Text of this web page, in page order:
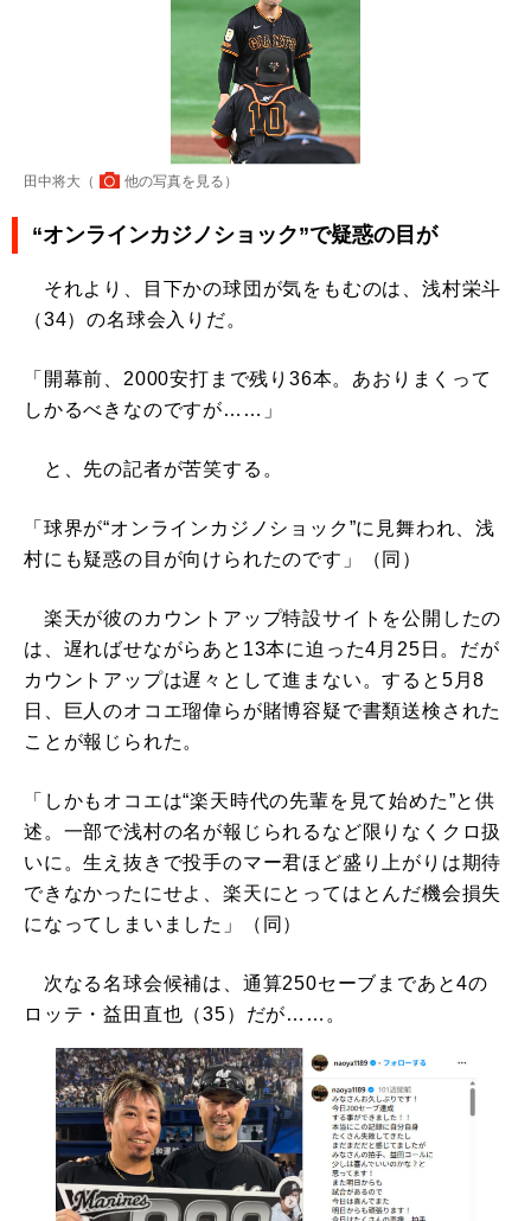
田中将大（ 他の写真を見る ）
“オンラインカジノショック”で疑惑の目が
それより、目下かの球団が気をもむのは、浅村栄斗
（34）の名球会入りだ。
「開幕前、2000安打まで残り36本。あおりまくって
しかるべきなのですが……」
と、先の記者が苦笑する。
「球界が“オンラインカジノショック”に見舞われ、浅
村にも疑惑の目が向けられたのです」（同）
楽天が彼のカウントアップ特設サイトを公開したの
は、遅ればせながらあと13本に迫った4月25日。だが
カウントアップは遅々として進まない。すると5月8
日、巨人のオコエ瑠偉らが賭博容疑で書類送検された
ことが報じられた。
「しかもオコエは“楽天時代の先輩を見て始めた”と供
述。一部で浅村の名が報じられるなど限りなくクロ扱
いに。生え抜きで投手のマー君ほど盛り上がりは期待
できなかったにせよ、楽天にとってはとんだ機会損失
になってしまいました」（同）
次なる名球会候補は、通算250セーブまであと4の
ロッテ・益田直也（35）だが……。